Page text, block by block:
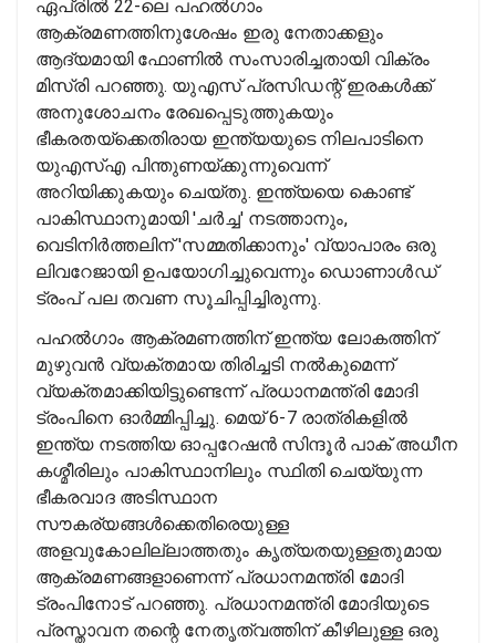
ഏപ്രിൽ 22-ലെ പഹൽഗാം
ആക്രമണത്തിനുശേഷം ഇരു നേതാക്കളും
ആദ്യമായി ഫോണിൽ സംസാരിച്ചതായി വിക്രം
മിസ്രി പറഞ്ഞു. യുഎസ് പ്രസിഡന്റ് ഇരകൾക്ക്
അനുശോചനം രേഖപ്പെടുത്തുകയും
ഭീകരതയ്‌ക്കെതിരായ ഇന്ത്യയുടെ നിലപാടിനെ
യുഎസ്എ പിന്തുണയ്ക്കുന്നുവെന്ന്
അറിയിക്കുകയും ചെയ്തു. ഇന്ത്യയെ കൊണ്ട്
പാകിസ്ഥാനുമായി 'ചർച്ച' നടത്താനും,
വെടിനിർത്തലിന് 'സമ്മതിക്കാനും' വ്യാപാരം ഒരു
ലിവറേജായി ഉപയോഗിച്ചുവെന്നും ഡൊണാൾഡ്
ട്രംപ് പല തവണ സൂചിപ്പിച്ചിരുന്നു.
പഹൽഗാം ആക്രമണത്തിന് ഇന്ത്യ ലോകത്തിന്
മുഴുവൻ വ്യക്തമായ തിരിച്ചടി നൽകുമെന്ന്
വ്യക്തമാക്കിയിട്ടുണ്ടെന്ന് പ്രധാനമന്ത്രി മോദി
ട്രംപിനെ ഓർമ്മിപ്പിച്ചു. മെയ് 6-7 രാത്രികളിൽ
ഇന്ത്യ നടത്തിയ ഓപ്പറേഷൻ സിന്ദൂർ പാക് അധീന
കശ്മീരിലും പാകിസ്ഥാനിലും സ്ഥിതി ചെയ്യുന്ന
ഭീകരവാദ അടിസ്ഥാന
സൗകര്യങ്ങൾക്കെതിരെയുള്ള
അളവുകോലില്ലാത്തതും കൃത്യതയുള്ളതുമായ
ആക്രമണങ്ങളാണെന്ന് പ്രധാനമന്ത്രി മോദി
ട്രംപിനോട് പറഞ്ഞു. പ്രധാനമന്ത്രി മോദിയുടെ
പ്രസ്താവന തന്റെ നേതൃത്വത്തിന് കീഴിലുള്ള ഒരു